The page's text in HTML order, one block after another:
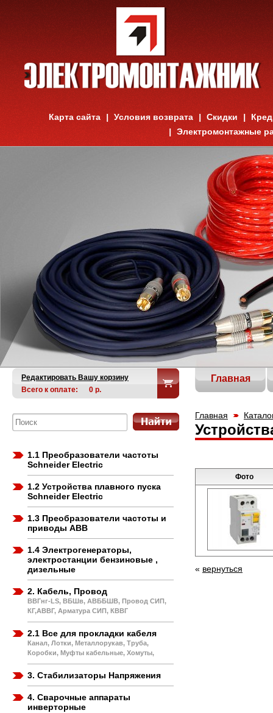
Карта сайта Условия возврата Скидки
Электромонтажные
Редактировать Вашу корзину
Всего к оплате:
0 р.
1.1 Преобразователи частоты
Schneider Electric
1.2 Устройства плавного пуска
Schneider Electric
1.3 Преобразователи частоты и
приводы ABB
1.4 Электрогенераторы,
электростанции бензиновые ,
дизельные
2. Кабель, Провод
ВВГнг-LS, ВБШв, АВББШВ, Провод СИП,
КГ,АВВГ, Арматура СИП, КВВГ
2.1 Все для прокладки кабеля
Канал, Лотки, Металлорукав, Труба,
Коробки, Муфты кабельные, Хомуты,
3. Стабилизаторы Напряжения
4. Сварочные аппараты
инверторные
Главная
Главная
Фото
« вернуться